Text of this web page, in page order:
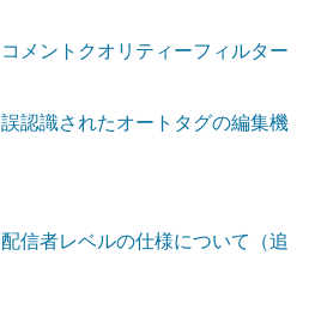
コメントクオリティーフィルター
誤認識されたオートタグの編集機
配信者レベルの仕様について（追